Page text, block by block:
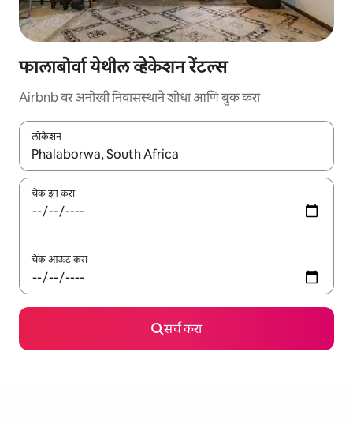
फालाबोर्वा येथील व्हेकेशन रेंटल्स
Airbnb वर अनोखी निवासस्थाने शोधा आणि बुक करा
लोकेशन
जेव्हा परिणाम उपलब्ध असतील, तेव्हा वरच्या आणि खाली बाणांच्या किजसह
चेक इन करा
चेक आऊट करा
सर्च करा